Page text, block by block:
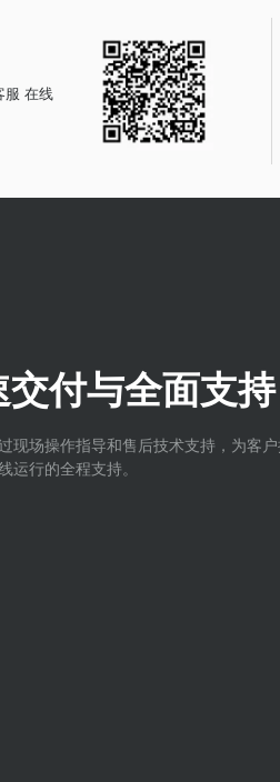
服 在线
付与全面支持
现场操作指导和售后技术支持，为客
运行的全程支持。